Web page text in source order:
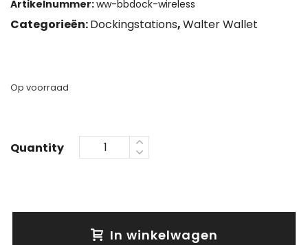
was:
is:
Artikelnummer:ww-bbdock-wireless
Categorieën:Dockingstations,Walter Wallet
Op voorraad
Quantity
In winkelwagen